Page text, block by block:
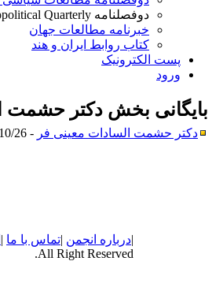
دوفصلنامه World Sociopolitical Quarterly
خبرنامه مطالعات جهان
کتاب روابط ایران و هند
پست الکترونیک
ورود
بخشدکتر حشمت
دکتر حشمت السادات معینی فر- 1395/10/26 -
دربارهانجمن|تماس با ما|
All Right Reserved.